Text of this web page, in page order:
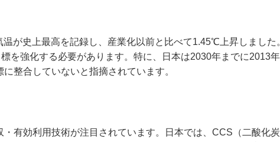
温が史上最高を記録し、産業化以前と比べて1.45℃上昇しました
を強化する必要があります。特に、日本は2030年までに2013
整合していないと指摘されています。
・有効利用技術が注目されています。日本では、CCS（二酸化